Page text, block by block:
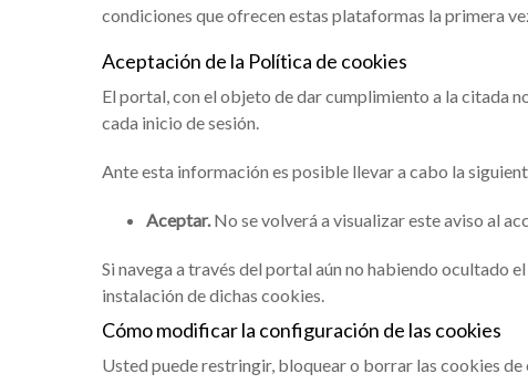
condiciones que ofrecen estas plataformas la primera
Aceptación de la Política de cookies
El portal, con el objeto de dar cumplimiento a la citada
cada inicio de sesión.
Ante esta información es posible llevar a cabo la
Aceptar.No se volverá a visualizar este aviso al
Si navega a través del portal aún no habiendo ocultado
instalación de dichas cookies.
Cómo modificar la configuración de las cookies
Usted puede restringir, bloquear o borrar las cookies